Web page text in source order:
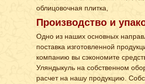
облицовочная плитка,
Производство и
Одно из наших основных
поставка изготовленной
компанию вы сэкономите
Уляндыкуль на собственном
расчет на нашу продукцию.